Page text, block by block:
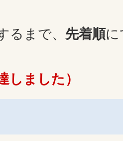
るまで、 先着順に
しました）